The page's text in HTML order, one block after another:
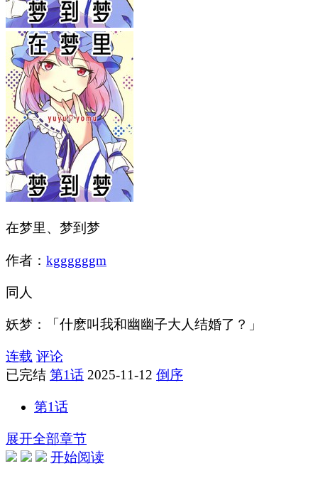
在梦里、梦到梦
作者： kggggggm
同人
妖梦：「什麽叫我和幽幽子大人结婚了？」
连载 评论
已完结 第1话 2025-11-12 倒序
第1话
展开全部章节
开始阅读